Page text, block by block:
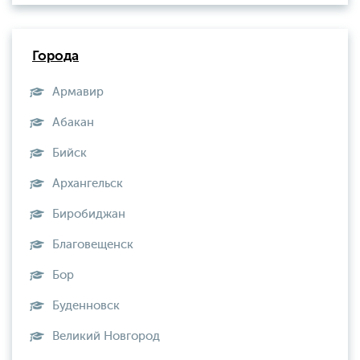
Города
Армавир
Абакан
Бийск
Архангельск
Биробиджан
Благовещенск
Бор
Буденновск
Великий Новгород